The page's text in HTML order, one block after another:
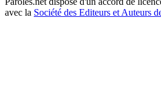
avec la Société des Editeurs et Auteurs